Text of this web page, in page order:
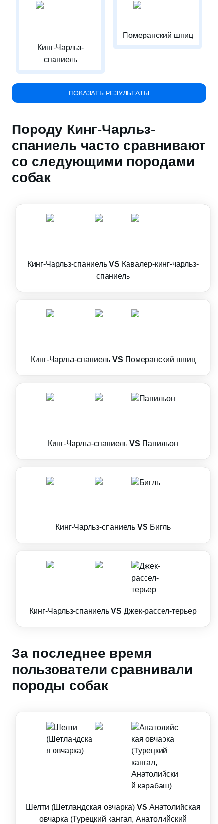
Кинг-Чарльз-
спаниель
Померанский шпиц
ПОКАЗАТЬ РЕЗУЛЬТАТЫ
Породу Кинг-Чарльз-
спаниель часто сравнивают
со следующими породами
собак
Кинг-Чарльз-спаниель VS Кавалер-кинг-чарльз-
спаниель
Кинг-Чарльз-спаниель VS Померанский шпиц
Кинг-Чарльз-спаниель VS Папильон
Кинг-Чарльз-спаниель VS Бигль
Кинг-Чарльз-спаниель VS Джек-рассел-терьер
За последнее время
пользователи сравнивали
породы собак
Шелти (Шетландская овчарка) VS Анатолийская
овчарка (Турецкий кангал, Анатолийский